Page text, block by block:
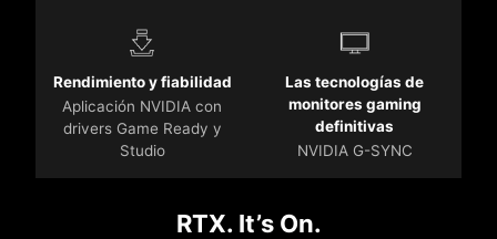
Rendimiento y fiabilidad
Aplicación NVIDIA con
drivers Game Ready y
Studio
Las tecnologías de
monitores gaming
definitivas
NVIDIA G-SYNC
RTX. It’s On.